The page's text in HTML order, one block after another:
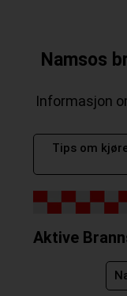
Namsos
Informasjon
Tips om
Aktive